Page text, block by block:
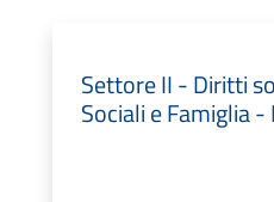
Settore II - Diritti
Sociali e Famiglia